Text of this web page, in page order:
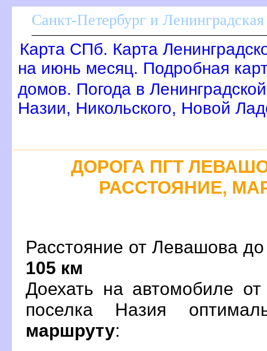
Санкт-Петербург и Ленинградская
Карта СПб. Карта
на июнь месяц. Подробная
домов. Погода в
Назии, Никольского, Новой
ДОРОГА ПГТ
РАССТОЯНИЕ,
Расстояние от Левашова
105 км
Доехать на автомобиле
поселка Назия
маршруту: